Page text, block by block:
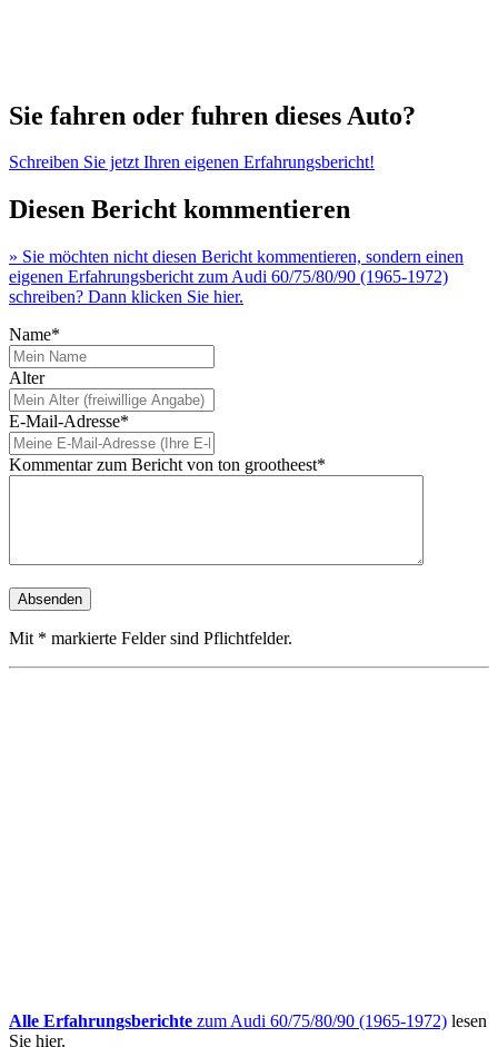
Sie fahren oder fuhren dieses Auto?
Schreiben Sie jetzt Ihren eigenen Erfahrungsbericht!
Diesen Bericht kommentieren
» Sie möchten nicht diesen Bericht kommentieren, sondern einen
eigenen Erfahrungsbericht zum Audi 60/75/80/90 (1965-1972)
schreiben? Dann klicken Sie hier.
Name*
Alter
E-Mail-Adresse*
Kommentar zum Bericht von ton grootheest*
Mit * markierte Felder sind Pflichtfelder.
Alle Erfahrungsberichte zum Audi 60/75/80/90 (1965-1972) lesen
Sie hier.